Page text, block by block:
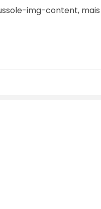
img-content,